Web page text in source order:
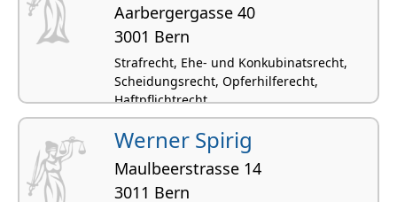
Aarbergergasse 40
3001 Bern
Strafrecht, Ehe- und Konkubinatsrecht,
Scheidungsrecht, Opferhilferecht,
Haftpflichtrecht
Werner Spirig
Maulbeerstrasse 14
3011 Bern